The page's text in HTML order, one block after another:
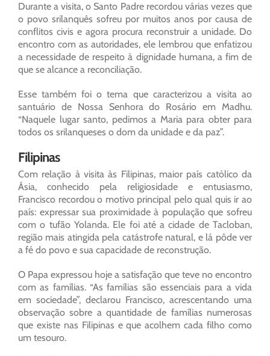
Durante a visita, o Santo Padre recordou várias vezes que
o povo srilanquês sofreu por muitos anos por causa de
conflitos civis e agora procura reconstruir a unidade. Do
encontro com as autoridades, ele lembrou que enfatizou
a necessidade de respeito à dignidade humana, a fim de
que se alcance a reconciliação.
Esse também foi o tema que caracterizou a visita ao
santuário de Nossa Senhora do Rosário em Madhu.
“Naquele lugar santo, pedimos a Maria para obter para
todos os srilanqueses o dom da unidade e da paz”.
Filipinas
Com relação à visita às Filipinas, maior país católico da
Ásia, conhecido pela religiosidade e entusiasmo,
Francisco recordou o motivo principal pelo qual quis ir ao
país: expressar sua proximidade à população que sofreu
com o tufão Yolanda. Ele foi até a cidade de Tacloban,
região mais atingida pela catástrofe natural, e lá pôde ver
a fé do povo e sua capacidade de reconstrução.
O Papa expressou hoje a satisfação que teve no encontro
com as famílias. “As famílias são essenciais para a vida
em sociedade”, declarou Francisco, acrescentando uma
observação sobre a quantidade de famílias numerosas
que existe nas Filipinas e que acolhem cada filho como
um tesouro.